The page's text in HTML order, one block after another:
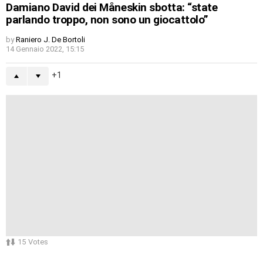
Damiano David dei Måneskin sbotta: “state
parlando troppo, non sono un giocattolo”
by Raniero J. De Bortoli
14 Gennaio 2022, 15:15
1
15 Votes